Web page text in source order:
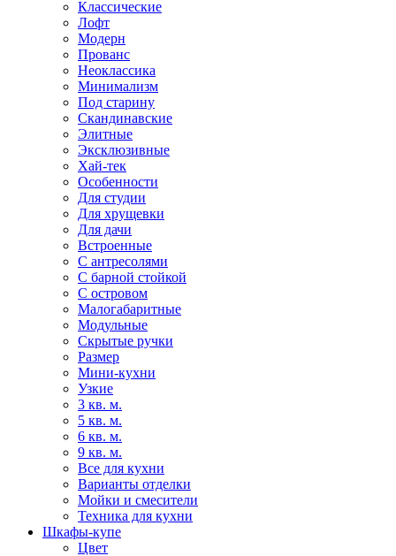
Классические
Лофт
Модерн
Прованс
Неоклассика
Минимализм
Под старину
Скандинавские
Элитные
Эксклюзивные
Хай-тек
Особенности
Для студии
Для хрущевки
Для дачи
Встроенные
С антресолями
С барной стойкой
С островом
Малогабаритные
Модульные
Скрытые ручки
Размер
Мини-кухни
Узкие
3 кв. м.
5 кв. м.
6 кв. м.
9 кв. м.
Все для кухни
Варианты отделки
Мойки и смесители
Техника для кухни
Шкафы-купе
Цвет